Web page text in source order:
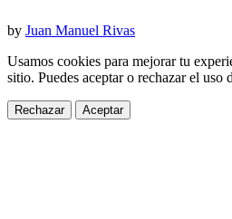
by Juan Manuel Rivas
Usamos cookies para mejorar tu
sitio. Puedes aceptar o rechazar el uso
Rechazar Aceptar